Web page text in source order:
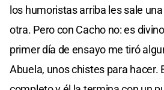
los humoristas arriba les sale
otra. Pero con Cacho no: es
primer día de ensayo me tiró
Abuela, unos chistes para hacer.